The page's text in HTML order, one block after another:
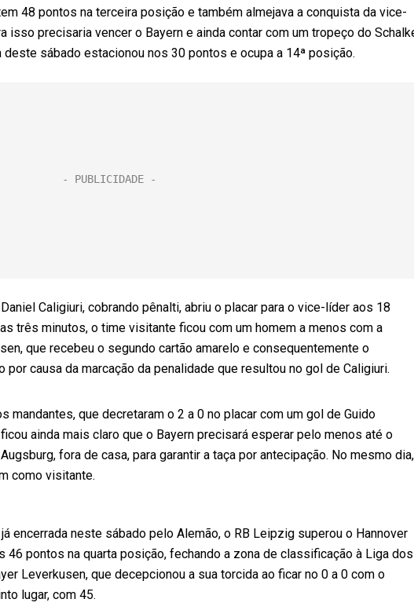
48 pontos na terceira posição e também almejava a conquista da vice-
isso precisaria vencer o Bayern e ainda contar com um tropeço do
deste sábado estacionou nos 30 pontos e ocupa a 14ª posição.
Caligiuri, cobrando pênalti, abriu o placar para o vice-líder aos 18
três minutos, o time visitante ficou com um homem a menos com a
que recebeu o segundo cartão amarelo e consequentemente o
causa da marcação da penalidade que resultou no gol de Caligiuri.
mandantes, que decretaram o 2 a 0 no placar com um gol de Guido
ainda mais claro que o Bayern precisará esperar pelo menos até o
fora de casa, para garantir a taça por antecipação. No mesmo dia,
como visitante.
encerrada neste sábado pelo Alemão, o RB Leipzig superou o Hannover
46 pontos na quarta posição, fechando a zona de classificação à Liga dos
Leverkusen, que decepcionou a sua torcida ao ficar no 0 a 0 com o
lugar, com 45.